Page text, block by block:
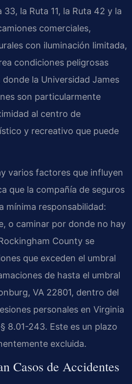
la Ruta 11, la Ruta 42 y la
comerciales,
con iluminación limitada,
condiciones peligrosas
la Universidad James
son particularmente
al centro de
y recreativo que puede
varios factores que influyen
que la compañía de seguros
mínima responsabilidad:
o caminar por donde no hay
County se
que exceden el umbral
de hasta el umbral
VA 22801, dentro del
personales en Virginia
8.01-243. Este es un plazo
excluida.
Casos de Accidentes